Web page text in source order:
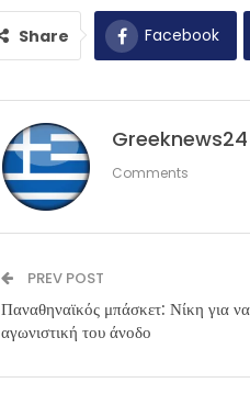
Share Facebook
Greeknews24
Comments
PREV POST
Παναθηναϊκός μπάσκετ: Νίκη για να
αγωνιστική του άνοδο